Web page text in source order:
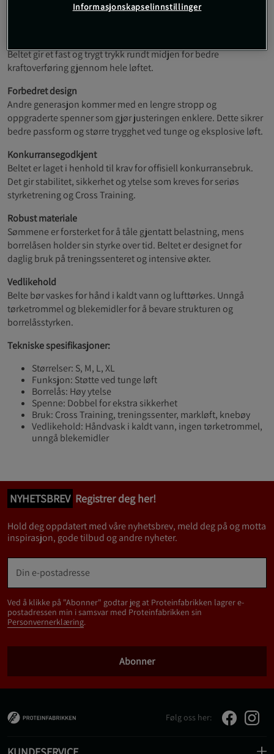
Støtte ved tunge løft
Beltet gir et fast og trygt trykk rundt midjen for bedre
kraftoverføring gjennom hele løftet.
Forbedret design
Andre generasjon kommer med en lengre stropp og
oppgraderte spenner som gjør justeringen enklere. Dette sikrer
bedre passform og større trygghet ved tunge og eksplosive løft.
Konkurransegodkjent
Beltet er laget i henhold til krav for offisiell konkurransebruk.
Det gir stabilitet, sikkerhet og ytelse som kreves for seriøs
styrketrening og Cross Training.
Robust materiale
Sømmene er forsterket for å tåle gjentatt belastning, mens
borrelåsen holder sin styrke over tid. Beltet er designet for
daglig bruk på treningssenteret og intensive økter.
Vedlikehold
Belte bør vaskes for hånd i kaldt vann og lufttørkes. Unngå
tørketrommel og blekemidler for å bevare strukturen og
borrelåsstyrken.
Tekniske spesifikasjoner:
Størrelser: S, M, L, XL
Funksjon: Støtte ved tunge løft
Borrelås: Høy ytelse
Spenne: Dobbel for ekstra sikkerhet
Bruk: Cross Training, treningssenter, markløft, knebøy
Vedlikehold: Håndvask i kaldt vann, ingen tørketrommel,
unngå blekemidler
NYHETSBREV Registrer deg her!
Hold deg oppdatert med våre nyhetsbrev, meld deg på og motta
inspirasjon, gode tilbud og andre nyheter.
Ved å klikke på "Abonner" godtar jeg at Proteinfabrikken lagrer e-
postadressen min i samsvar med Proteinfabrikken sin
Personvernerklæring.
Abonner
Følg oss her:
Informasjonskapselinnstillinger